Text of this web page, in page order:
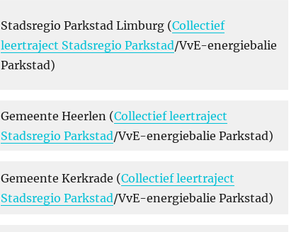
Stadsregio Parkstad Limburg (Collectief
leertraject Stadsregio Parkstad/VvE-energiebalie
Parkstad)
Gemeente Heerlen (Collectief leertraject
Stadsregio Parkstad/VvE-energiebalie Parkstad)
Gemeente Kerkrade (Collectief leertraject
Stadsregio Parkstad/VvE-energiebalie Parkstad)